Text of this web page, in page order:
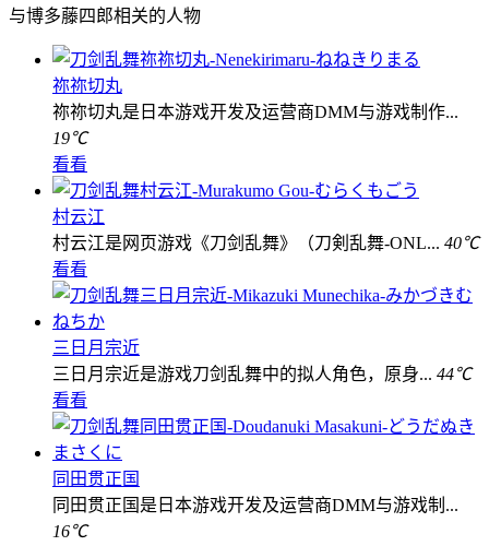
与博多藤四郎相关的人物
祢祢切丸
祢祢切丸是日本游戏开发及运营商DMM与游戏制作...
19℃
看看
村云江
村云江是网页游戏《刀剑乱舞》（刀剣乱舞-ONL... 40℃
看看
三日月宗近
三日月宗近是游戏刀剑乱舞中的拟人角色，原身... 44℃
看看
同田贯正国
同田贯正国是日本游戏开发及运营商DMM与游戏制...
16℃